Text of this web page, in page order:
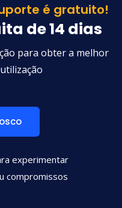
é gratuito!
de 14 dias
para obter a melhor
experimentar
compromissos